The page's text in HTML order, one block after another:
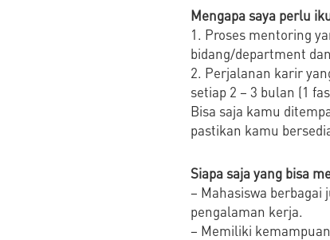
Mengapa saya perlu
1. Proses mentoring
bidang/department
2. Perjalanan karir
setiap 2 – 3 bulan (1
Bisa saja kamu
pastikan kamu
Siapa saja yang bisa
– Mahasiswa
pengalaman kerja.
– Memiliki